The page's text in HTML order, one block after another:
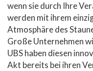
wenn sie durch Ihre
werden mit ihrem
Atmosphäre des
Große Unternehmen
UBS haben diesen
Akt bereits bei ihren